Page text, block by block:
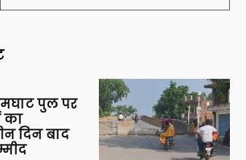
पुल पर
का
दिन बाद